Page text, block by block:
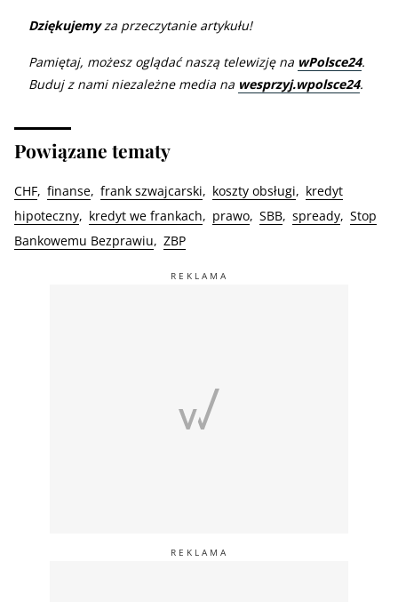
Dziękujemyza przeczytanie artykułu!
Pamiętaj, możesz oglądać naszą telewizję na wPolsce24.
Buduj z nami niezależne media na wesprzyj.wpolsce24.
Powiązane tematy
CHF finanse frank szwajcarski koszty obsługi
kredyt
hipoteczny
kredyt we frankach prawo SBB spready Stop
Bankowemu Bezprawiu
ZBP